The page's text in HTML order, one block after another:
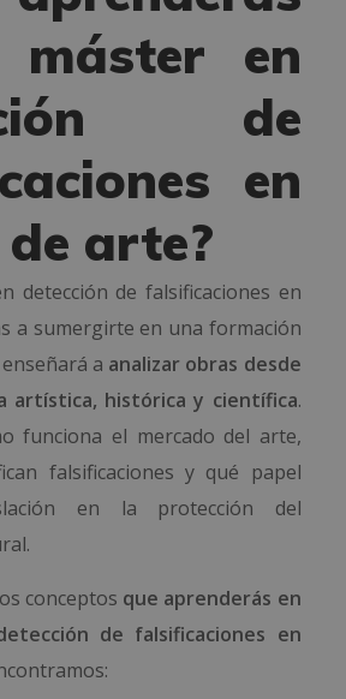
en
de
en
arte?
detección de falsificaciones en
a sumergirte en una formación
a analizar obras desde
artística, histórica y científica.
funciona el mercado del arte,
falsificaciones y qué papel
en la protección del
conceptos que aprenderás en
de falsificaciones en